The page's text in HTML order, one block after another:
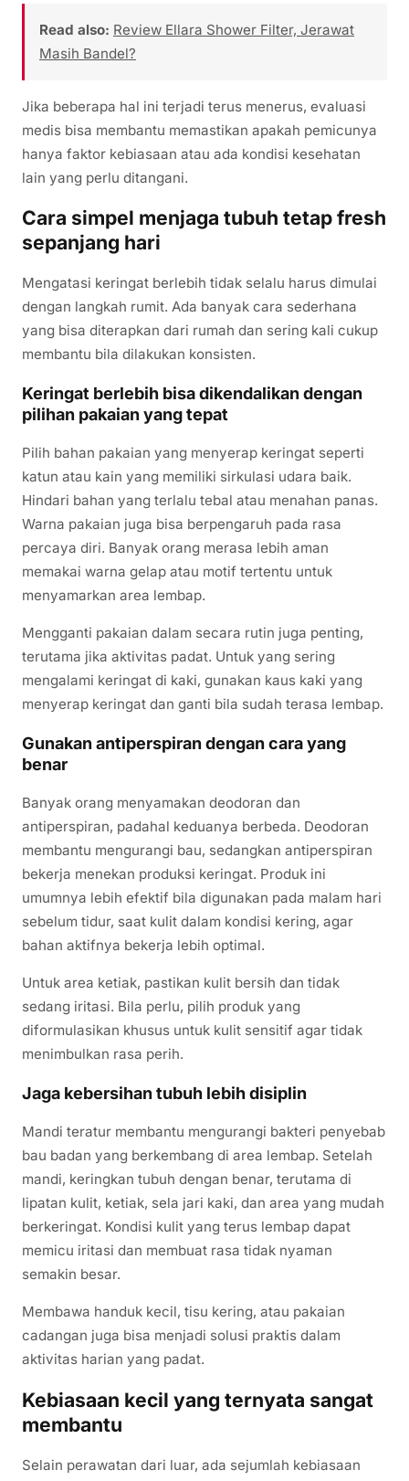
Read also: Review Ellara Shower Filter, Jerawat
Masih Bandel?
Jika beberapa hal ini terjadi terus menerus, evaluasi
medis bisa membantu memastikan apakah pemicunya
hanya faktor kebiasaan atau ada kondisi kesehatan
lain yang perlu ditangani.
Cara simpel menjaga tubuh tetap fresh
sepanjang hari
Mengatasi keringat berlebih tidak selalu harus dimulai
dengan langkah rumit. Ada banyak cara sederhana
yang bisa diterapkan dari rumah dan sering kali cukup
membantu bila dilakukan konsisten.
Keringat berlebih bisa dikendalikan dengan
pilihan pakaian yang tepat
Pilih bahan pakaian yang menyerap keringat seperti
katun atau kain yang memiliki sirkulasi udara baik.
Hindari bahan yang terlalu tebal atau menahan panas.
Warna pakaian juga bisa berpengaruh pada rasa
percaya diri. Banyak orang merasa lebih aman
memakai warna gelap atau motif tertentu untuk
menyamarkan area lembap.
Mengganti pakaian dalam secara rutin juga penting,
terutama jika aktivitas padat. Untuk yang sering
mengalami keringat di kaki, gunakan kaus kaki yang
menyerap keringat dan ganti bila sudah terasa lembap.
Gunakan antiperspiran dengan cara yang
benar
Banyak orang menyamakan deodoran dan
antiperspiran, padahal keduanya berbeda. Deodoran
membantu mengurangi bau, sedangkan antiperspiran
bekerja menekan produksi keringat. Produk ini
umumnya lebih efektif bila digunakan pada malam hari
sebelum tidur, saat kulit dalam kondisi kering, agar
bahan aktifnya bekerja lebih optimal.
Untuk area ketiak, pastikan kulit bersih dan tidak
sedang iritasi. Bila perlu, pilih produk yang
diformulasikan khusus untuk kulit sensitif agar tidak
menimbulkan rasa perih.
Jaga kebersihan tubuh lebih disiplin
Mandi teratur membantu mengurangi bakteri penyebab
bau badan yang berkembang di area lembap. Setelah
mandi, keringkan tubuh dengan benar, terutama di
lipatan kulit, ketiak, sela jari kaki, dan area yang mudah
berkeringat. Kondisi kulit yang terus lembap dapat
memicu iritasi dan membuat rasa tidak nyaman
semakin besar.
Membawa handuk kecil, tisu kering, atau pakaian
cadangan juga bisa menjadi solusi praktis dalam
aktivitas harian yang padat.
Kebiasaan kecil yang ternyata sangat
membantu
Selain perawatan dari luar, ada sejumlah kebiasaan